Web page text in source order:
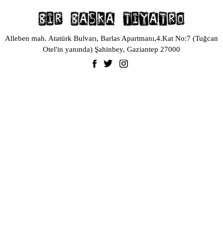
Alleben mah. Atatürk Bulvarı, Barlas Apartmanı,4.Kat No:7 (Tuğcan
Otel'in yanında) Şahinbey, Gaziantep 27000